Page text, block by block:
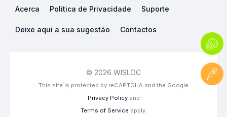
Acerca Política de Privacidade Suporte
Deixe aqui a sua sugestão Contactos
© 2026 WISLOC
This site is protected by reCAPTCHA and the Google
Privacy Policyand
Terms of Service apply.